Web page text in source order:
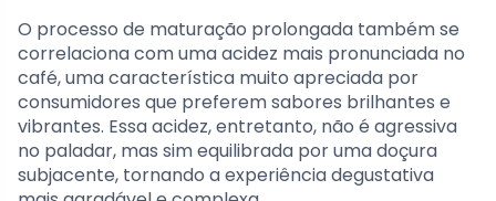
O processo de maturação prolongada também se
correlaciona com uma acidez mais pronunciada no
café, uma característica muito apreciada por
consumidores que preferem sabores brilhantes e
vibrantes. Essa acidez, entretanto, não é agressiva
no paladar, mas sim equilibrada por uma doçura
subjacente, tornando a experiência degustativa